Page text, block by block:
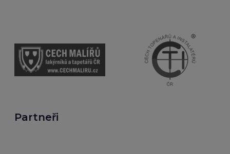
Partneři